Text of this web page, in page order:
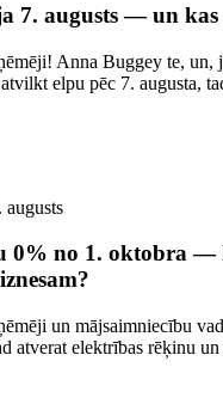
7. augusts — un
Anna Buggey te, un,
elpu pēc 7. augusta,
augusts
0% no 1. oktobra —
un mājsaimniecību
atverat elektrības rēķinu